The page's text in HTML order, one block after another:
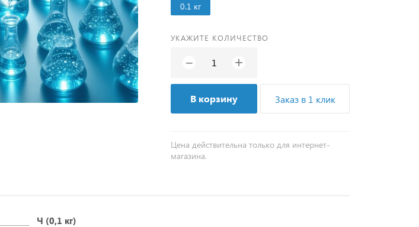
0.1 кг
УКАЖИТЕ КОЛИЧЕСТВО
− +
В корзину Заказ в 1 клик
Цена действительна только для интернет-
магазина.
Ч (0,1 кг)